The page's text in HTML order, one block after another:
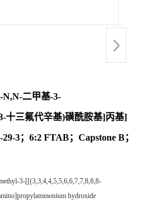
二甲基-3-
十三氟代辛基)磺酰胺基]丙基]
3；6:2 FTAB；Capstone B；
3-[[(3,3,4,4,5,5,6,6,7,7,8,8,8-
hydroxide